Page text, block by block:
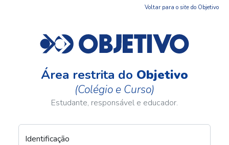
Voltar para o site do Objetivo
Área restrita do Objetivo
(Colégio e Curso)
Estudante, responsável e educador.
Identificação